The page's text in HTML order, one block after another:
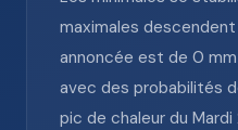
maximales descendent
annoncée est de 0
avec des probabilités
pic de chaleur du